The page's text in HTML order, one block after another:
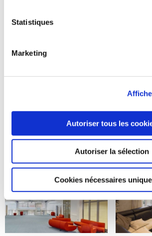
Statistiques
Marketing
Autoriser tous les
Autoriser la sélection
Cookies nécessaires